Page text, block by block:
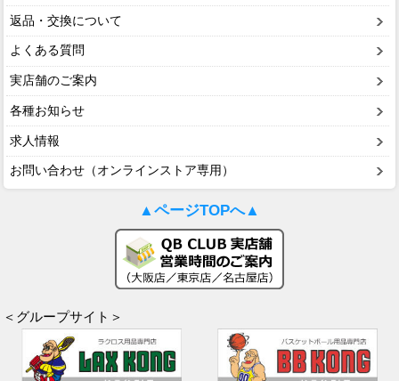
返品・交換について
よくある質問
実店舗のご案内
各種お知らせ
求人情報
お問い合わせ（オンラインストア専用）
▲ページTOPへ▲
＜グループサイト＞